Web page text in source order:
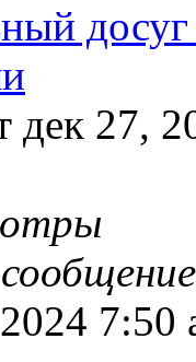
дек 27,
7:50